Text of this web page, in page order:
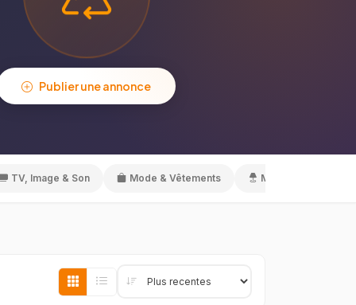
Publier une annonce
TV, Image & Son Mode & Vêtements Meubles &